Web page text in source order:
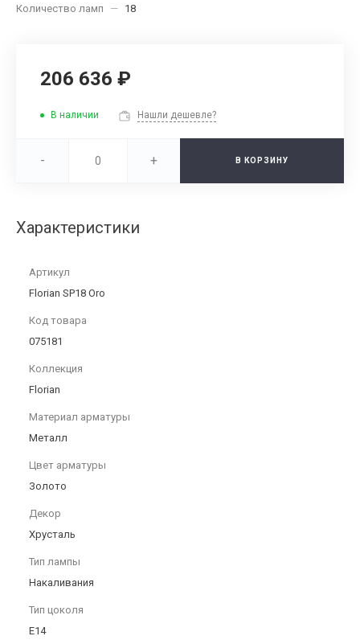
Количество ламп
— 18
206 636 ₽
В наличии Нашли дешевле?
- + В КОРЗИНУ
Характеристики
Артикул
Florian SP18 Oro
Код товара
075181
Коллекция
Florian
Материал арматуры
Металл
Цвет арматуры
Золото
Декор
Хрусталь
Тип лампы
Накаливания
Тип цоколя
E14